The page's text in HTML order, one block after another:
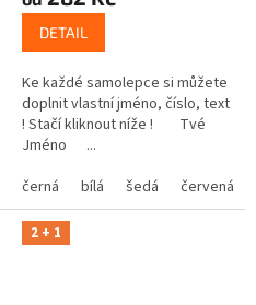
modrá žlutá zelená růžová
DETAIL
Ke každé samolepce si můžete
doplnit vlastní jméno, číslo, text
! Stačí kliknout níže ! Tvé
Jméno ...
černá
bílá šedá červená
2 + 1